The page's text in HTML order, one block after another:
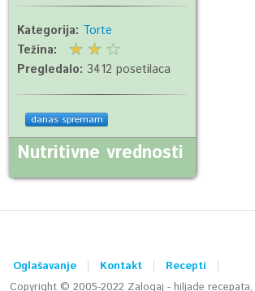
Kategorija: Torte
Težina:
Pregledalo: 3412 posetilaca
danas spremam
Nutritivne vrednosti
Oglašavanje Kontakt
Recepti
Copyright © 2005-2022 Zalogaj - hiljade recepata,